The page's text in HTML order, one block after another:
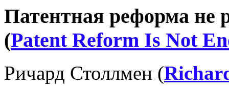
Патентная реформа не
(Patent Reform Is Not
Ричард Столлмен (